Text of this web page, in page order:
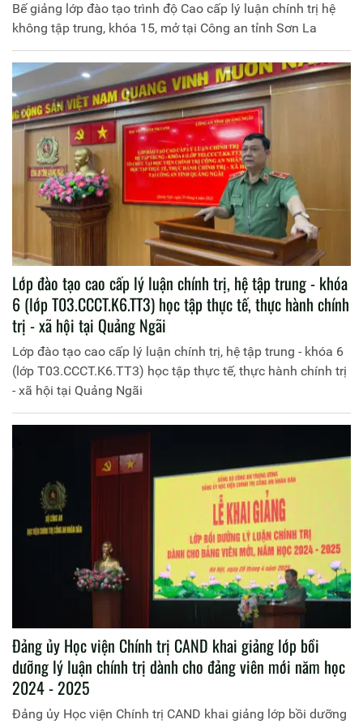
Bế giảng lớp đào tạo trình độ Cao cấp lý luận chính trị hệ
không tập trung, khóa 15, mở tại Công an tỉnh Sơn La
Lớp đào tạo cao cấp lý luận chính trị, hệ tập trung - khóa
6 (lớp T03.CCCT.K6.TT3) học tập thực tế, thực hành chính
trị - xã hội tại Quảng Ngãi
Lớp đào tạo cao cấp lý luận chính trị, hệ tập trung - khóa 6
(lớp T03.CCCT.K6.TT3) học tập thực tế, thực hành chính trị
- xã hội tại Quảng Ngãi
Đảng ủy Học viện Chính trị CAND khai giảng lớp bồi
dưỡng lý luận chính trị dành cho đảng viên mới năm học
2024 - 2025
Đảng ủy Học viện Chính trị CAND khai giảng lớp bồi dưỡng